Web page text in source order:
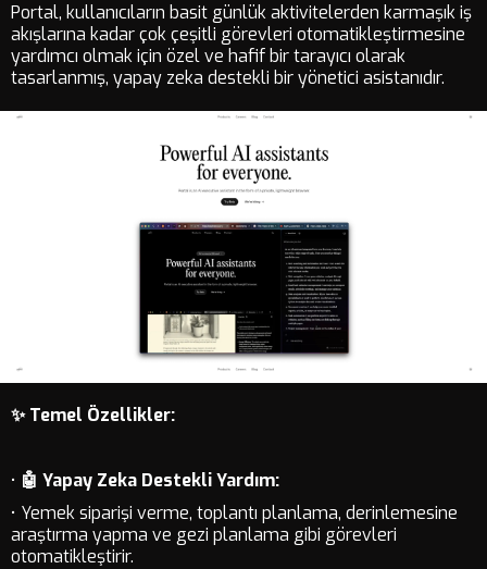
Portal, kullanıcıların basit günlük aktivitelerden karmaşık iş
akışlarına kadar çok çeşitli görevleri otomatikleştirmesine
yardımcı olmak için özel ve hafif bir tarayıcı olarak
tasarlanmış, yapay zeka destekli bir yönetici asistanıdır.
✨ Temel Özellikler:
• 🤖 Yapay Zeka Destekli Yardım:
• Yemek siparişi verme, toplantı planlama, derinlemesine
araştırma yapma ve gezi planlama gibi görevleri
otomatikleştirir.